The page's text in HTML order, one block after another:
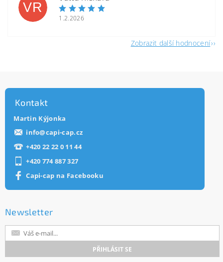
VR
1.2.2026
Zobrazit další hodnocení
Kontakt
Martin Kýjonka
info@capi-cap.cz
+420 22 22 0 11 44
+420 774 887 327
Capi-cap na Facebooku
Newsletter